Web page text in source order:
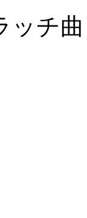
ッチ曲